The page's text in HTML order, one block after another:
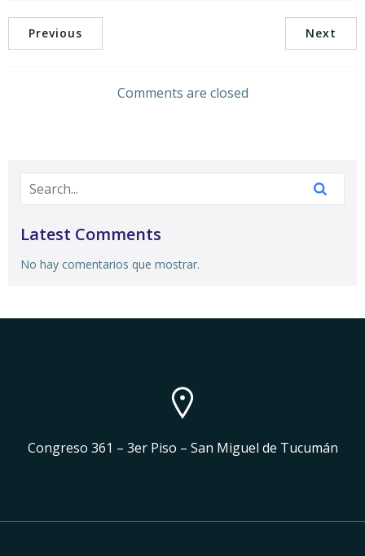
Previous Next
Comments are closed
Latest Comments
No hay comentarios que mostrar.
Congreso 361 – 3er Piso – San Miguel de Tucumán